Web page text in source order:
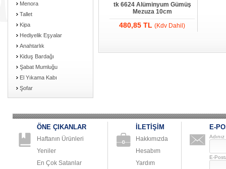
Menora
Tallet
Kipa
Hediyelik Eşyalar
Anahtarlık
Kiduş Bardağı
Şabat Mumluğu
El Yıkama Kabı
Şofar
tk 6624 Alüminyum Gümüş
Mezuza 10cm
480,85 TL(Kdv Dahil)
ÖNE ÇIKANLAR
Haftanın Ürünleri
Yeniler
En Çok Satanlar
İLETİŞİM
Hakkımızda
Hesabım
Yardım
E-
E-